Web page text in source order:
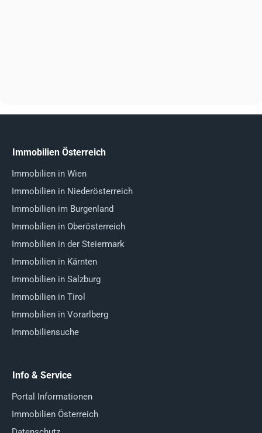
Immobilien Österreich
Immobilien in Wien
Immobilien in Niederösterreich
Immobilien im Burgenland
Immobilien in Oberösterreich
Immobilien in der Steiermark
Immobilien in Kärnten
Immobilien in Salzburg
Immobilien in Tirol
Immobilien in Vorarlberg
Immobiliensuche
Info & Service
Portal Informationen
Immobilien Österreich